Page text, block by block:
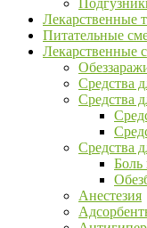
Лекарственные
Питательные
Лекарственные
Средства
Средства
Средства
Боль
Анестезия